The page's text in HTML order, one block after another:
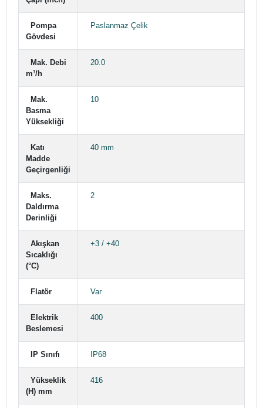
Pompa
Gövdesi
Paslanmaz Çelik
Mak. Debi
m³/h
20.0
Mak.
Basma
Yüksekliği
10
Katı
Madde
Geçirgenliği
40 mm
Maks.
Daldırma
Derinliği
2
Akışkan
Sıcaklığı
(°C)
+3 / +40
Flatör Var
Elektrik
Beslemesi
400
IP Sınıfı IP68
Yükseklik
(H) mm
416